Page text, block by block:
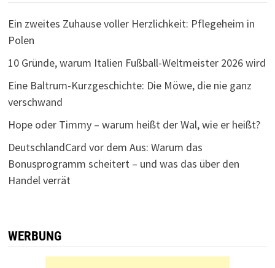
Ein zweites Zuhause voller Herzlichkeit: Pflegeheim in
Polen
10 Gründe, warum Italien Fußball-Weltmeister 2026 wird
Eine Baltrum-Kurzgeschichte: Die Möwe, die nie ganz
verschwand
Hope oder Timmy – warum heißt der Wal, wie er heißt?
DeutschlandCard vor dem Aus: Warum das
Bonusprogramm scheitert – und was das über den
Handel verrät
WERBUNG